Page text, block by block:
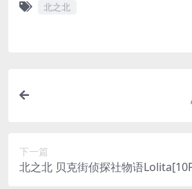
北之北
下一篇
北之北 贝克街侦探社物语